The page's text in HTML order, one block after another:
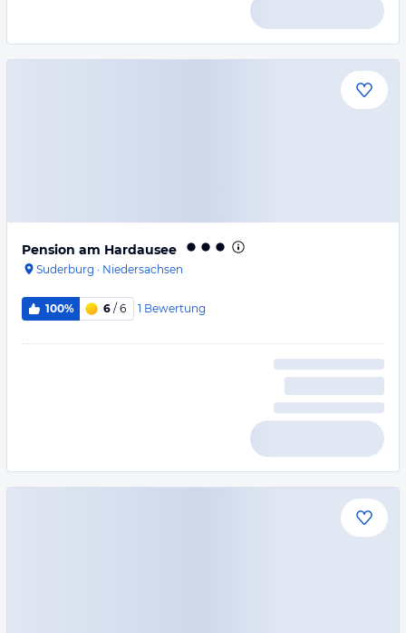
Pension am Hardausee
Suderburg · Niedersachsen
100% 6 / 6 1 Bewertung